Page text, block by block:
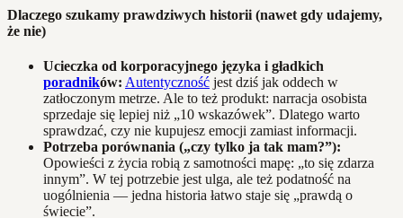
Dlaczego szukamy prawdziwych historii (nawet gdy udajemy,
że nie)
Ucieczka od korporacyjnego języka i gładkich
poradników: Autentyczność jest dziś jak oddech w
zatłoczonym metrze. Ale to też produkt: narracja osobista
sprzedaje się lepiej niż „10 wskazówek”. Dlatego warto
sprawdzać, czy nie kupujesz emocji zamiast informacji.
Potrzeba porównania („czy tylko ja tak mam?”):
Opowieści z życia robią z samotności mapę: „to się zdarza
innym”. W tej potrzebie jest ulga, ale też podatność na
uogólnienia — jedna historia łatwo staje się „prawdą o
świecie”.